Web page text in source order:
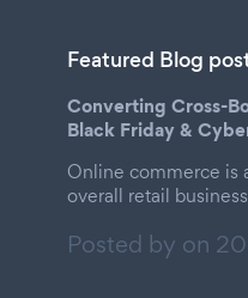
Featured Blog
Converting Cross-
Black Friday &
Online commerce is
overall retail
Posted by on